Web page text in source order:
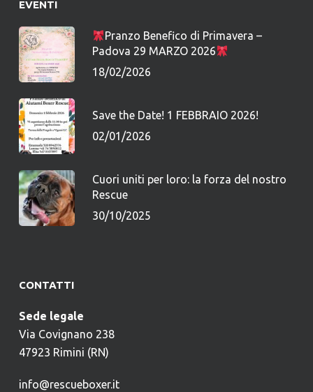
EVENTI
Pranzo Benefico di Primavera –
Padova 29 MARZO 2026
18/02/2026
Save the Date! 1 FEBBRAIO 2026!
02/01/2026
Cuori uniti per loro: la forza del nostro
Rescue
30/10/2025
CONTATTI
Sede legale
Via Covignano 238
47923 Rimini (RN)
info@rescueboxer.it